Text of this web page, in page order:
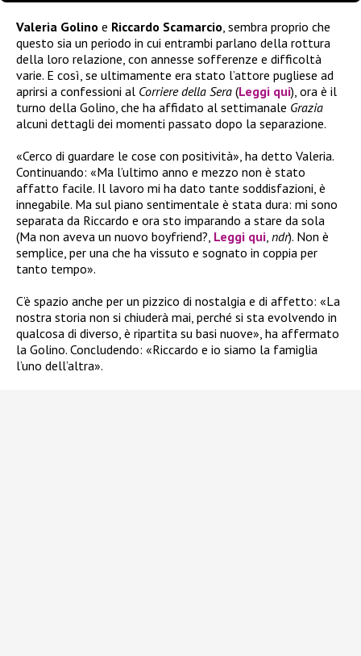
Valeria Golino e Riccardo Scamarcio , sembra proprio che
questo sia un periodo in cui entrambi parlano della rottura
della loro relazione, con annesse sofferenze e difficoltà
varie. E così, se ultimamente era stato l’attore pugliese ad
aprirsi a confessioni al Corriere della Sera (Leggi qui), ora è il
turno della Golino, che ha affidato al settimanale Grazia
alcuni dettagli dei momenti passato dopo la separazione.
«Cerco di guardare le cose con positività», ha detto Valeria.
Continuando: «Ma l’ultimo anno e mezzo non è stato
affatto facile. Il lavoro mi ha dato tante soddisfazioni, è
innegabile. Ma sul piano sentimentale è stata dura: mi sono
separata da Riccardo e ora sto imparando a stare da sola
(Ma non aveva un nuovo boyfriend?, Leggi qui ndr). Non è
semplice, per una che ha vissuto e sognato in coppia per
tanto tempo».
C’è spazio anche per un pizzico di nostalgia e di affetto: «La
nostra storia non si chiuderà mai, perché si sta evolvendo in
qualcosa di diverso, è ripartita su basi nuove», ha affermato
la Golino. Concludendo: «Riccardo e io siamo la famiglia
l’uno dell’altra».